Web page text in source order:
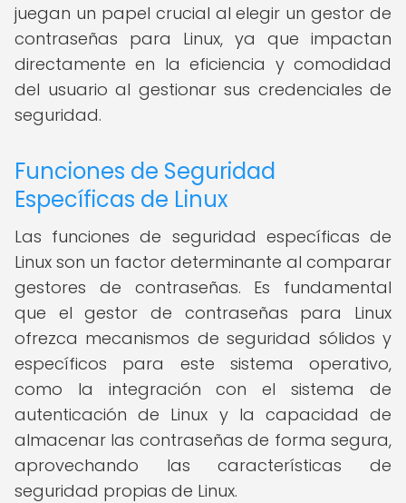
juegan un papel crucial al elegir un gestor de
contraseñas para Linux, ya que impactan
directamente en la eficiencia y comodidad
del usuario al gestionar sus credenciales de
seguridad.
Funciones de Seguridad
Específicas de Linux
Las funciones de seguridad específicas de
Linux son un factor determinante al comparar
gestores de contraseñas. Es fundamental
que el gestor de contraseñas para Linux
ofrezca mecanismos de seguridad sólidos y
específicos para este sistema operativo,
como la integración con el sistema de
autenticación de Linux y la capacidad de
almacenar las contraseñas de forma segura,
aprovechando las características de
seguridad propias de Linux.